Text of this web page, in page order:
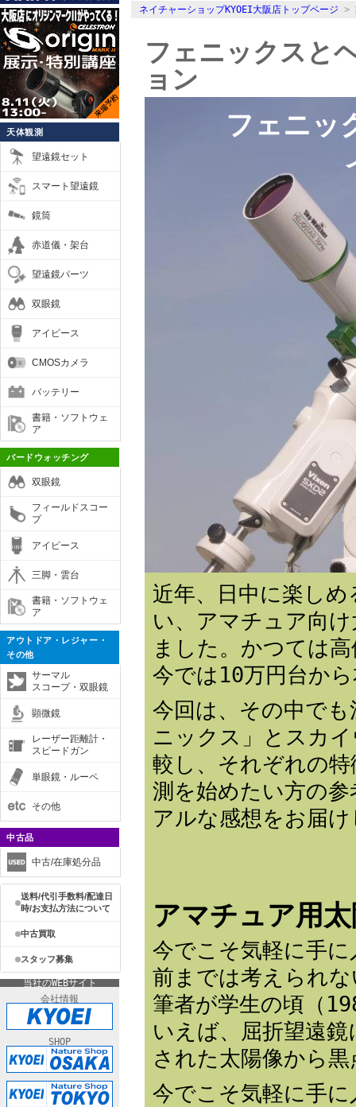
天体観測
望遠鏡セット
スマート望遠鏡
鏡筒
赤道儀・架台
望遠鏡パーツ
双眼鏡
アイピース
CMOSカメラ
バッテリー
書籍・ソフトウェ
ア
バードウォッチング
双眼鏡
フィールドスコー
プ
アイピース
三脚・雲台
書籍・ソフトウェ
ア
アウトドア・レジャー・
その他
サーマル
スコープ・双眼鏡
顕微鏡
レーザー距離計・
スピードガン
単眼鏡・ルーペ
その他
中古品
中古/在庫処分品
送料/代引手数料/配達日
時/お支払方法について
中古買取
スタッフ募集
当社のWEBサイト
会社情報
SHOP
ネイチャーショップKYOEI大阪店トップページ >
フェニックスと
ョン
フェニッ
近年、日中に楽し
い、アマチュア向
ました。かつては
今では10万円台か
今回は、その中でも
ニックス」とスカ
較し、それぞれの
測を始めたい方の
アルな感想をお届
アマチュア用
今でこそ気軽に手
前までは考えられ
筆者が学生の頃（
いえば、屈折望遠
された太陽像から
今でこそ気軽に手